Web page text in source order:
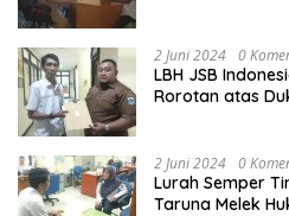
2 Juni 2024 0
LBH JSB
Rorotan atas
2 Juni 2024 0
Lurah Semper
Taruna Melek